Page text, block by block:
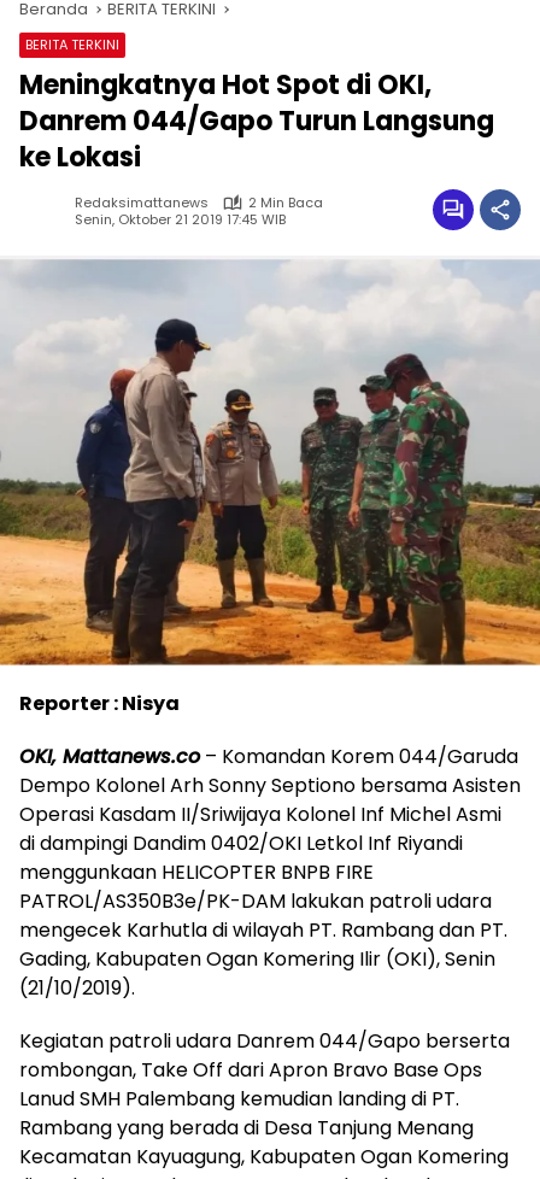
Beranda BERITA TERKINI
BERITA TERKINI
Meningkatnya Hot Spot di OKI,
Danrem 044/Gapo Turun Langsung
ke Lokasi
Redaksimattanews
2 Min Baca
Senin, Oktober 21 2019 17:45 WIB
Reporter : Nisya
OKI, Mattanews.co– Komandan Korem 044/Garuda
Dempo Kolonel Arh Sonny Septiono bersama Asisten
Operasi Kasdam II/Sriwijaya Kolonel Inf Michel Asmi
di dampingi Dandim 0402/OKI Letkol Inf Riyandi
menggunkaan HELICOPTER BNPB FIRE
PATROL/AS350B3e/PK-DAM lakukan patroli udara
mengecek Karhutla di wilayah PT. Rambang dan PT.
Gading, Kabupaten Ogan Komering Ilir (OKI), Senin
(21/10/2019).
Kegiatan patroli udara Danrem 044/Gapo berserta
rombongan, Take Off dari Apron Bravo Base Ops
Lanud SMH Palembang kemudian landing di PT.
Rambang yang berada di Desa Tanjung Menang
Kecamatan Kayuagung, Kabupaten Ogan Komering